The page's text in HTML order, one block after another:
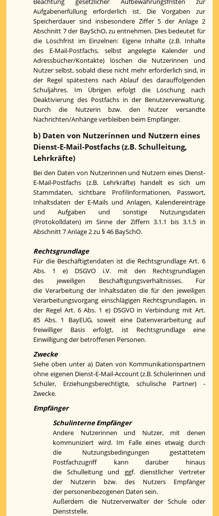
Aufgabenerfüllung erforderlich ist. Die Vorgaben zur
Speicherdauer sind insbesondere Ziffer 5 der Anlage 2
Abschnitt 7 der BaySchO, zu entnehmen. Dies bedeutet für
die Löschfrist im Einzelnen: Eigene Inhalte (z.B. Inhalte
des E-Mail-Postfachs, selbst angelegte Kalender und
Adressbücher/Kontakte) löschen die Nutzerinnen und
Nutzer selbst, sobald diese nicht mehr erforderlich sind, in
der Regel spätestens nach Ablauf des darauffolgenden
Schuljahres. Im Übrigen erfolgt die Löschung nach
Deaktivierung des Postfachs in der Benutzerverwaltung.
Durch die Nutzerin bzw. den Nutzer versandte
Nachrichten/Anhänge verbleiben beim Empfänger.
b) Daten von Nutzerinnen und Nutzern eines
Dienst-E-Mail-Postfachs (z.B. Schulleitung,
Lehrkräfte)
Bei den Daten von Nutzerinnen und Nutzern eines Dienst-
E-Mail-Postfachs (z.B. Lehrkräfte) handelt es sich um
Stammdaten, sichtbare Profilinformationen, Passwort,
Inhaltsdaten der E-Mails und Anlagen, Kalendereinträge
und Aufgaben und sonstige Nutzungsdaten
(Protokolldaten) im Sinne der Ziffern 3.1.1 bis 3.1.5 in
Abschnitt 7 Anlage 2 zu § 46 BaySchO.
Rechtsgrundlage
Für die Beschäftigtendaten ist die Rechtsgrundlage Art. 6
Abs. 1 e) DSGVO i.V. mit den Rechtsgrundlagen
des jeweiligen Beschäftigungsverhältnisses. Für
die Verarbeitung der Inhaltsdaten die für den jeweiligen
Verarbeitungsvorgang einschlägigen Rechtsgrundlagen, in
der Regel Art. 6 Abs. 1 e) DSGVO in Verbindung mit Art.
85 Abs. 1 BayEUG, soweit eine Datenverarbeitung auf
freiwilliger Basis erfolgt, ist Rechtsgrundlage eine
Einwilligung der betroffenen Personen.
Zwecke
Siehe oben unter a) Daten von Kommunikationspartnern
ohne eigenen Dienst-E-Mail-Account (z.B. Schülerinnen und
Schüler, Erziehungsberechtigte, schulische Partner) -
Zwecke.
Empfänger
Schulinterne Empfänger
Andere Nutzerinnen und Nutzer, mit denen
kommuniziert wird. Im Falle eines etwaig durch
die Nutzungsbedingungen gestattetem
Postfachzugriff kann darüber hinaus
die Schulleitung und ggf. dienstlicher Vertreter
der Nutzerin bzw. des Nutzers Empfänger
der personenbezogenen Daten sein.
Außerdem die Nutzerverwalter der Schule oder
Dienststelle.